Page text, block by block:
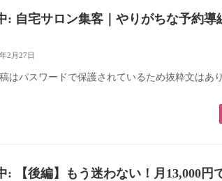
: 自宅サロン集客｜やりがちな予約導
2月27日
はパスワードで保護されているため抜粋文はあり
: 【後編】もう迷わない！月13,000円